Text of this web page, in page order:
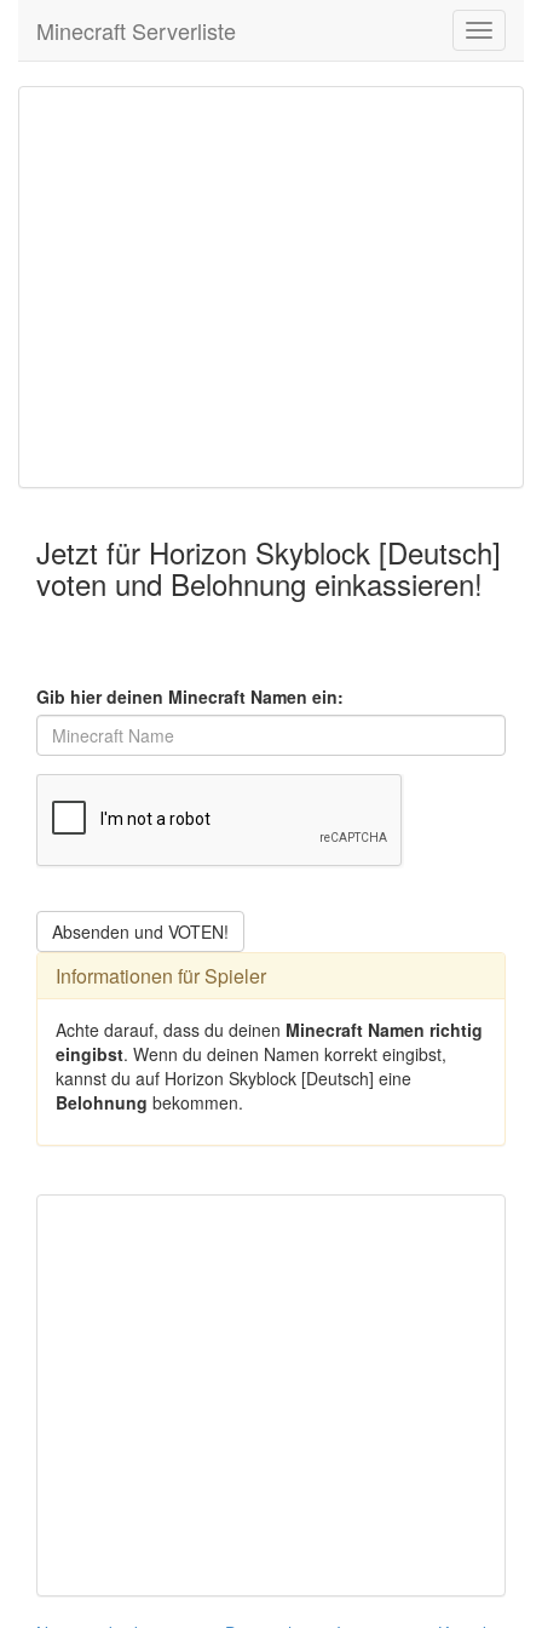
Toggle
Minecraft Serverliste
Jetzt für Horizon Skyblock [Deutsch]
voten und Belohnung einkassieren!
Gib hier deinen Minecraft Namen ein:
Absenden und VOTEN!
Informationen für Spieler
Achte darauf, dass du deinen Minecraft Namen richtig
eingibst. Wenn du deinen Namen korrekt eingibst,
kannst du auf Horizon Skyblock [Deutsch] eine
Belohnung bekommen.